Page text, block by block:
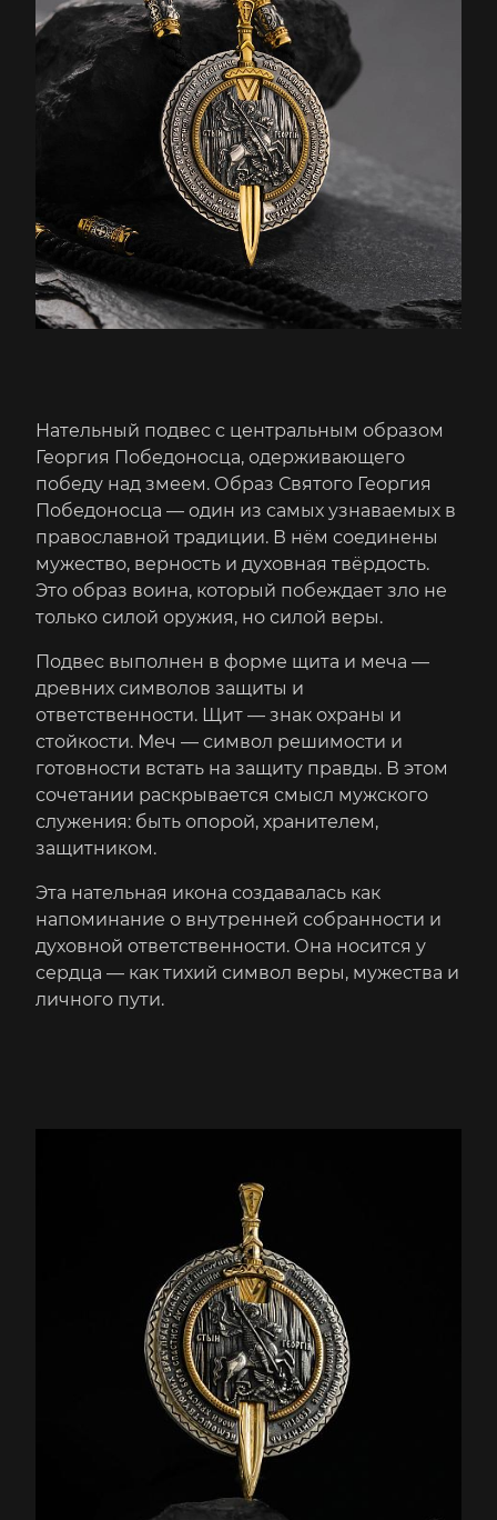
Нательный подвес с центральным образом
Георгия Победоносца, одерживающего
победу над змеем. Образ Святого Георгия
Победоносца — один из самых узнаваемых в
православной традиции. В нём соединены
мужество, верность и духовная твёрдость.
Это образ воина, который побеждает зло не
только силой оружия, но силой веры.
Подвес выполнен в форме щита и меча —
древних символов защиты и
ответственности. Щит — знак охраны и
стойкости. Меч — символ решимости и
готовности встать на защиту правды. В этом
сочетании раскрывается смысл мужского
служения: быть опорой, хранителем,
защитником.
Эта нательная икона создавалась как
напоминание о внутренней собранности и
духовной ответственности. Она носится у
сердца — как тихий символ веры, мужества и
личного пути.